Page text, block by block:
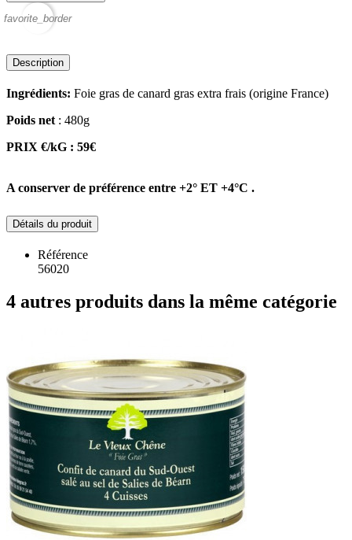
favorite_border
Description
Ingrédients: Foie gras de canard gras extra frais (origine France)
Poids net : 480g
PRIX €/kG : 59€
A conserver de préférence entre +2° ET +4°C .
Détails du produit
Référence
56020
4 autres produits dans la même catégorie